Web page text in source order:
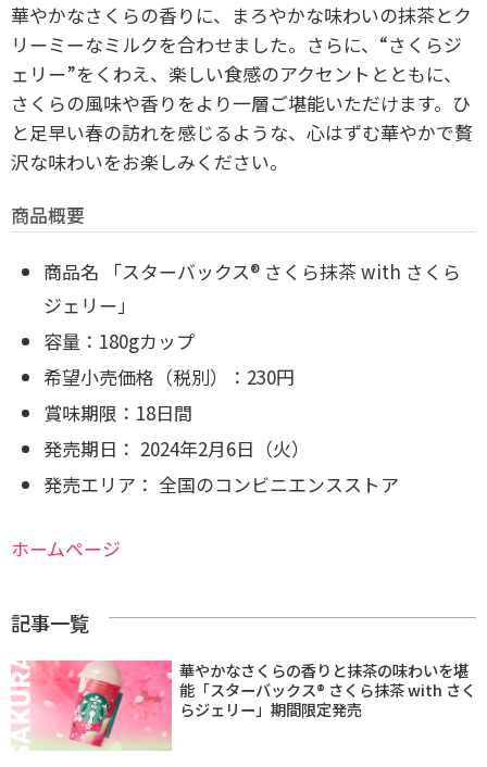
華やかなさくらの香りに、まろやかな味わいの抹茶とク
リーミーなミルクを合わせました。さらに、“さくらジ
ェリー”をくわえ、楽しい食感のアクセントとともに、
さくらの風味や香りをより一層ご堪能いただけます。ひ
と足早い春の訪れを感じるような、心はずむ華やかで贅
沢な味わいをお楽しみください。
商品概要
商品名 「スターバックス® さくら抹茶 with さくら
ジェリー」
容量：180gカップ
希望小売価格（税別）：230円
賞味期限：18日間
発売期日： 2024年2月6日（火）
発売エリア： 全国のコンビニエンスストア
ホームページ
記事一覧
華やかなさくらの香りと抹茶の味わいを堪
能「スターバックス® さくら抹茶 with さく
らジェリー」期間限定発売